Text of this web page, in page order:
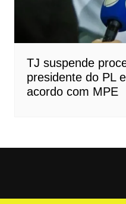
TJ suspende
presidente do PL
acordo com MPE